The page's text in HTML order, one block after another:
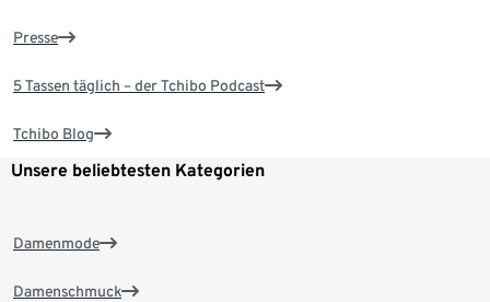
Presse
5 Tassen täglich – der Tchibo Podcast
Tchibo Blog
Unsere beliebtesten Kategorien
Damenmode
Damenschmuck